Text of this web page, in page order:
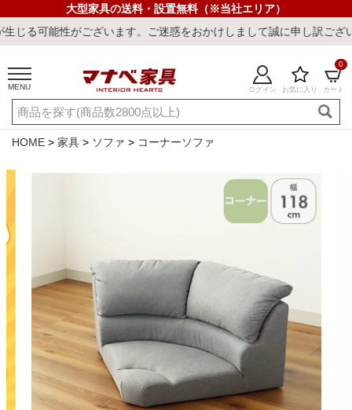
大型家具の送料・設置無料（※当社エリア）
ございます。ご迷惑をおかけしまして誠に申し訳ございません。
MENU ログイン お気に入り カート
0
ご利用ガイド 新規会員登録
店舗一覧 閲覧履歴
最短発送 冷感ラグ 冷感寝具 ワークデスク ウィルトンラ
HOME 家具 ソファ コーナーソファ